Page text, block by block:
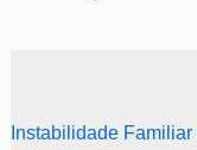
Instabilidade